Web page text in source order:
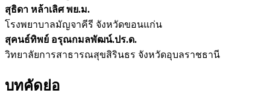
สุธิดา หล้าเลิศ พย.ม.
โรงพยาบาลมัญจาคีรี จังหวัดขอนแก่น
สุคนธ์ทิพย์ อรุณกมลพัฒน์.ปร.ด.
วิทยาลัยการสาธารณสุขสิรินธร จังหวัดอุบลราชธานี
บทคัดย่อ